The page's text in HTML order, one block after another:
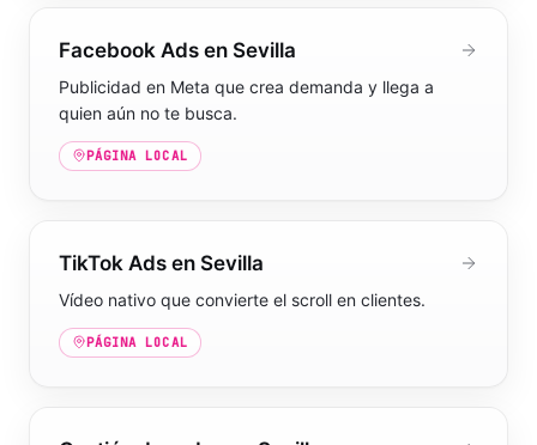
Facebook Ads en Sevilla
Publicidad en Meta que crea demanda y llega a
quien aún no te busca.
PÁGINA LOCAL
TikTok Ads en Sevilla
Vídeo nativo que convierte el scroll en clientes.
PÁGINA LOCAL